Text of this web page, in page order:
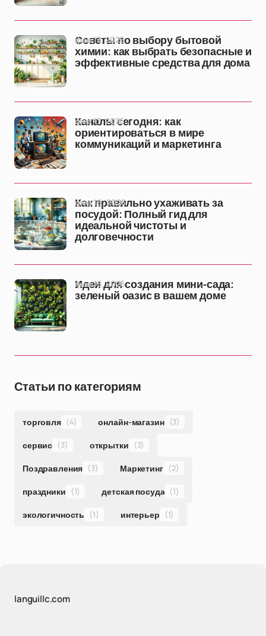
Советы по выбору бытовой
химии: как выбрать безопасные и
эффективные средства для дома
фев 17, 2026
Каналы сегодня: как
ориентироваться в мире
коммуникаций и маркетинга
фев 17, 2026
Как правильно ухаживать за
посудой: Полный гид для
идеальной чистоты и
долговечности
фев 16, 2026
Идеи для создания мини-сада:
зеленый оазис в вашем доме
фев 15, 2026
Статьи по категориям
торговля (4) онлайн-магазин (3)
сервис (3) открытки (3)
Поздравления (3) Маркетинг (2)
праздники (1) детская посуда (1)
экологичность (1) интерьер (1)
languillc.com